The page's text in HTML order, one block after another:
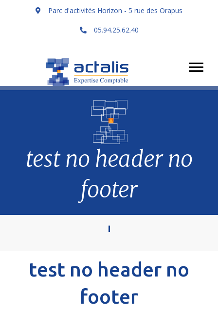
Parc d'activités Horizon - 5 rue des Orapus
05.94.25.62.40
test no header no
footer
test no header no
footer